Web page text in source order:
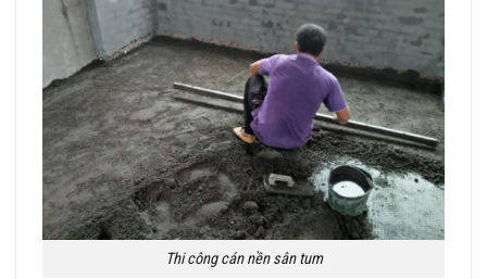
Thi công cán nền sân tum